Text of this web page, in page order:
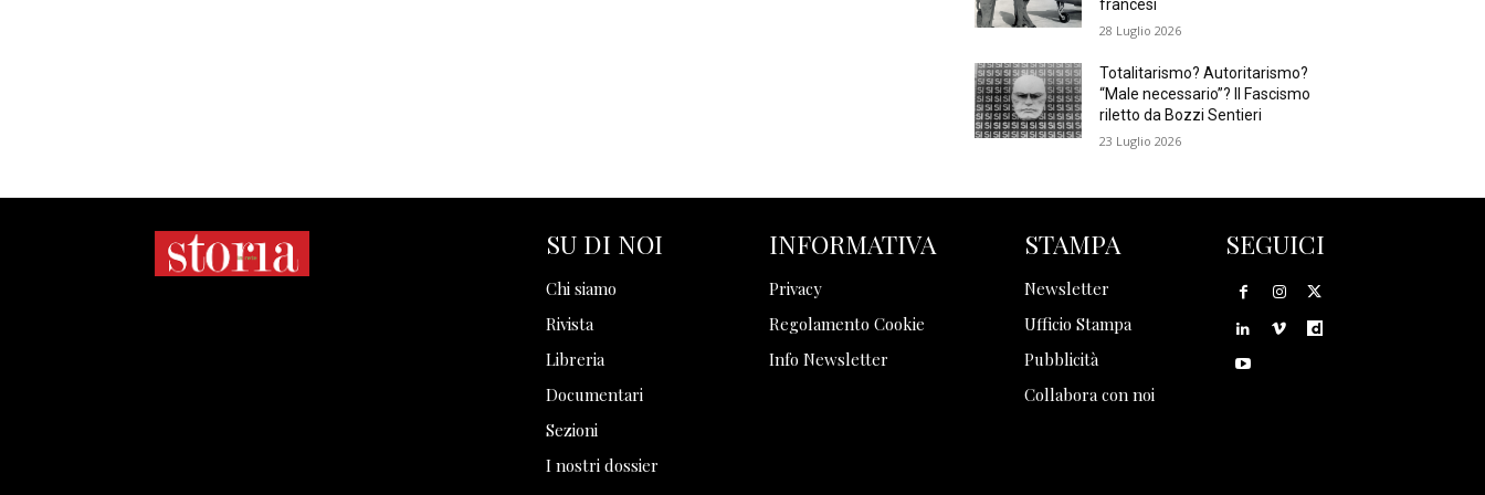
francesi
28 Luglio 2026
Totalitarismo? Autoritarismo?
“Male necessario”? Il Fascismo
riletto da Bozzi Sentieri
23 Luglio 2026
SU DI NOI
Chi siamo
Rivista
Libreria
Documentari
Sezioni
I nostri dossier
INFORMATIVA
Privacy
Regolamento Cookie
Info Newsletter
STAMPA
Newsletter
Ufficio Stampa
Pubblicità
Collabora con noi
SEGUICI